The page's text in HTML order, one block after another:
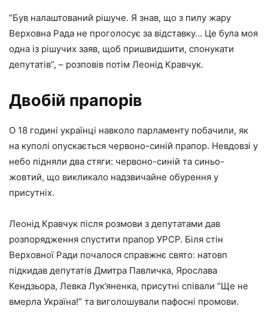
“Був налаштований рішуче. Я знав, що з пилу жару
Верховна Рада не проголосує за відставку… Це була моя
одна із рішучих заяв, щоб пришвидшити, спонукати
депутатів”, – розповів потім Леонід Кравчук.
Двобій прапорів
О 18 годині українці навколо парламенту побачили, як
на куполі опускається червоно-синій прапор. Невдовзі у
небо підняли два стяги: червоно-синій та синьо-
жовтий, що викликало надзвичайне обурення у
присутніх.
Леонід Кравчук після розмови з депутатами дав
розпорядження спустити прапор УРСР. Біля стін
Верховної Ради почалося справжнє свято: натовп
підкидав депутатів Дмитра Павличка, Ярослава
Кендзьора, Левка Лук’яненка, присутні співали “Ще не
вмерла Україна!” та виголошували пафосні промови.